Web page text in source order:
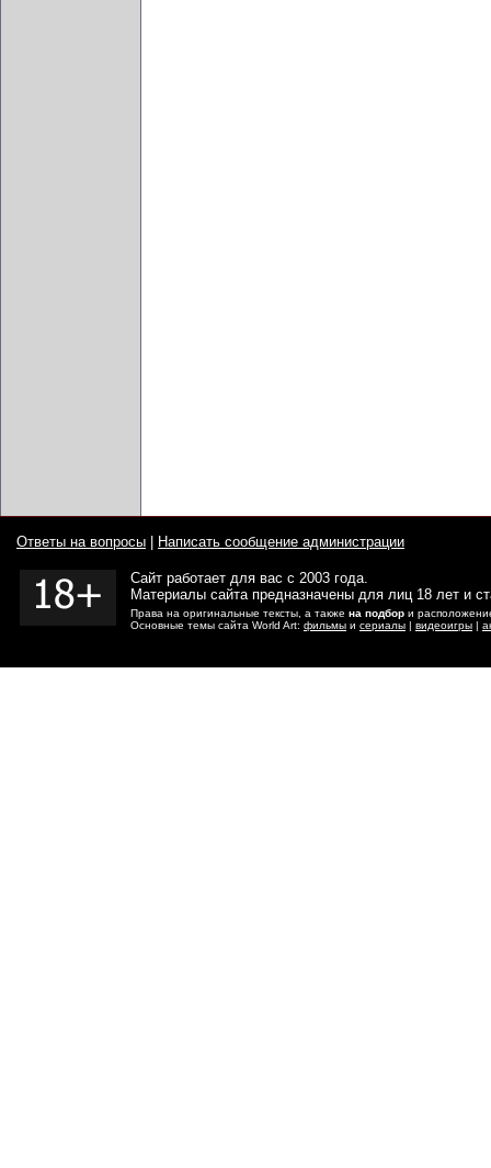
Ответы на вопросы Написать сообщение администрации
Сайт работает для вас с 2003 года.
Материалы сайта предназначены для лиц 18 лет и
Права на оригинальные тексты, а также на подбор и
Основные темы сайта World Art: фильмы и сериалы | видеоигры |